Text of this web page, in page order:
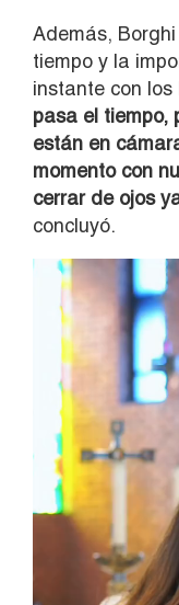
Además,
tiempo y la
instante con los
pasa el tiempo,
están en
momento con
cerrar de ojos
concluyó.
Reproductor
vídeo